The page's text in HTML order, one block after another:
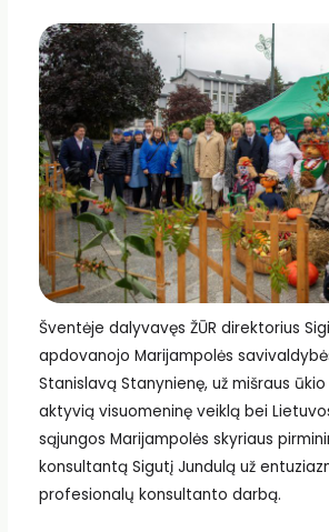
Šventėje dalyvavęs ŽŪR direktorius
apdovanojo Marijampolės
Stanislavą Stanynienę, už mišraus
aktyvią visuomeninę veiklą bei
sąjungos Marijampolės skyriaus
konsultantą Sigutį Jundulą už
profesionalų konsultanto darbą.